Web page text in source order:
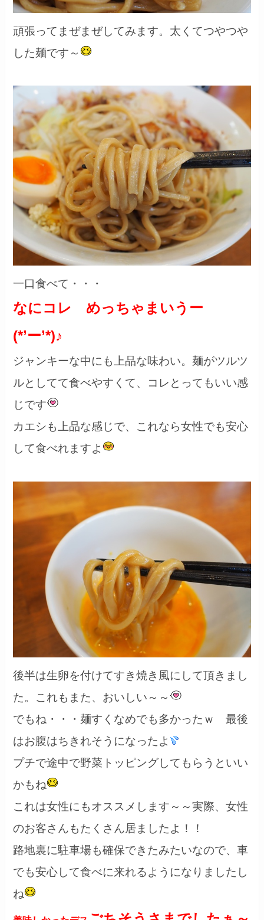
頑張ってまぜまぜしてみます。太くてつやつや
した麺です～
一口食べて・・・
なにコレ めっちゃまいうー
(*’ー’*)♪
ジャンキーな中にも上品な味わい。麺がツルツ
ルとしてて食べやすくて、コレとってもいい感
じです
カエシも上品な感じで、これなら女性でも安心
して食べれますよ
後半は生卵を付けてすき焼き風にして頂きまし
た。これもまた、おいしい～～
でもね・・・麺すくなめでも多かったｗ 最後
はお腹はちきれそうになったよ
プチで途中で野菜トッピングしてもらうといい
かもね
これは女性にもオススメします～～実際、女性
のお客さんもたくさん居ましたよ！！
路地裏に駐車場も確保できたみたいなので、車
でも安心して食べに来れるようになりましたし
ね